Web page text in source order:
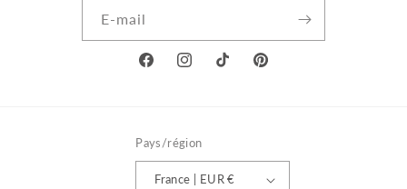
E-mail
FacebookInstagramTikTok Pinterest
Pays/région
France | EUR €